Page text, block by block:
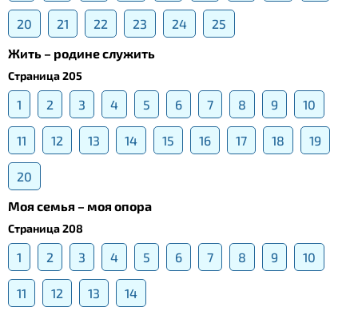
20 21 22 23 24
25
Жить – родине служить
Страница 205
1 2 3 4 5 6 7 8 9 10
11 12 13 14 15 16 17 18 19
20
Моя семья – моя опора
Страница 208
1 2 3 4 5 6 7 8 9 10
11 12 13
14